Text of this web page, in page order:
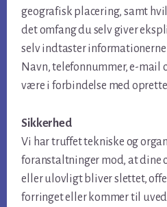
geografisk placering, samt
det omfang du selv giver
selv indtaster
Navn, telefonnummer, e-mail
være i forbindelse med
Sikkerhed
Vi har truffet tekniske og
foranstaltninger mod, at
eller ulovligt bliver slettet,
forringet eller kommer til